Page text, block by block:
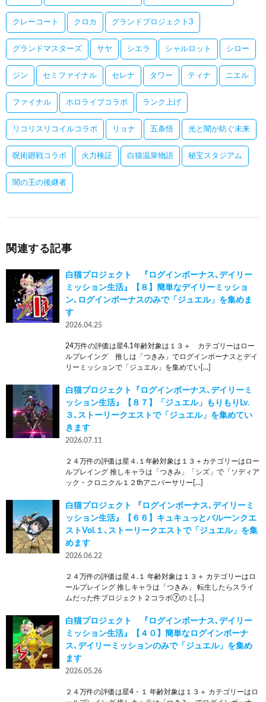
クレーコート クロカ グランドプロジェクト3
グランドマスターズ サヤ シエラ シャルロット シロー
ジン セミファイナル セレナ タワー ティナ ニエル
ファイナル ホロライブコラボ ランク上げ
リコリスリコイルコラボ リョナ 五条悟 光と闇が紡ぐ未来
呪術廻戦コラボ 火力検証 白猫温泉物語 秘宝スタジアム
闇の王の後継者
関連する記事
白猫プロジェクト 『ログインボーナス､デイリー
ミッション生活』【８】簡単なデイリーミッショ
ン､ログインボーナスのみで「ジュエル」を集めま
す
2026.04.25
24万件の評価は星4.1年齢対象は１３＋ カテゴリーはロー
ルプレイング 推しは「つきみ」でログインボーナスとデイ
リーミッションで「ジュエル」を集めてい[…]
白猫プロジェクト『ログインボーナス､デイリーミ
ッション生活』【８７】「ジュエル」もりもりLv.
３､ストーリークエストで「ジュエル」を集めてい
きます
2026.07.11
２４万件の評価は星４.１年齢対象は１３＋カテゴリーはロー
ルプレイング 推しキャラは「つきみ」「シズ」で「ソディア
ック・クロニクル１２thアニバーサリー[…]
白猫プロジェクト 『ログインボーナス､デイリーミ
ッション生活』【６６】キュキュっとバルーンクエ
ストVol.１､ストーリークエストで「ジュエル」を集
めます
2026.06.22
２４万件の評価は星４.１ 年齢対象は１３＋ カテゴリーはロ
ールプレイング 推しキャラは「つきみ」 転生したらスライ
ムだった件プロジェクト２コラボ⑦のミ[…]
白猫プロジェクト 『ログインボーナス､デイリー
ミッション生活』【４０】簡単なログインボーナ
ス､デイリーミッションのみで「ジュエル」を集め
ます
2026.05.26
２４万件の評価は星4・１ 年齢対象は１３＋ カテゴリーはロ